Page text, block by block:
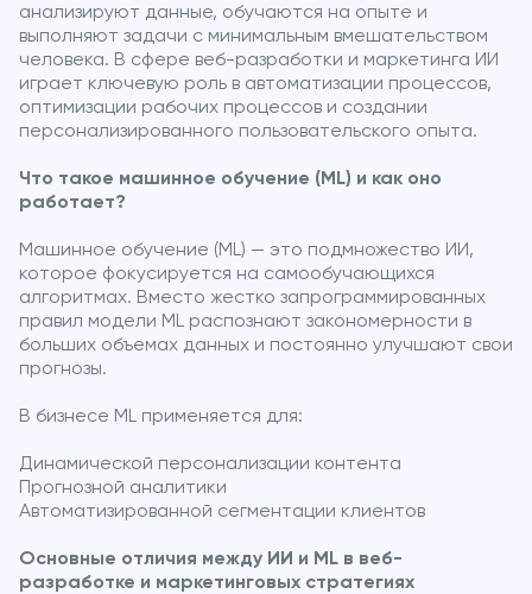
анализируют данные, обучаются на опыте и
выполняют задачи с минимальным вмешательством
человека. В сфере веб-разработки и маркетинга ИИ
играет ключевую роль в автоматизации процессов,
оптимизации рабочих процессов и создании
персонализированного пользовательского опыта.
Что такое машинное обучение (ML) и как оно
работает?
Машинное обучение (ML) — это подмножество ИИ,
которое фокусируется на самообучающихся
алгоритмах. Вместо жестко запрограммированных
правил модели ML распознают закономерности в
больших объемах данных и постоянно улучшают свои
прогнозы.
В бизнесе ML применяется для:
Динамической персонализации контента
Прогнозной аналитики
Автоматизированной сегментации клиентов
Основные отличия между ИИ и ML в веб-
разработке и маркетинговых стратегиях